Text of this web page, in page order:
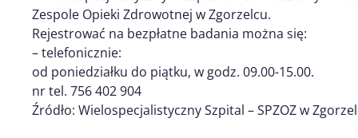
Zespole Opieki Zdrowotnej w Zgorzelcu.
Rejestrować na bezpłatne badania można się:
– telefonicznie:
od poniedziałku do piątku, w godz. 09.00-15.00.
nr tel. 756 402 904
Źródło: Wielospecjalistyczny Szpital – SPZOZ w